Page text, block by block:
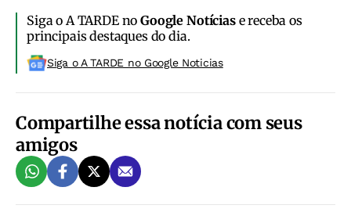
Siga o A TARDE noGoogle Notíciase receba os
principais destaques do dia.
Siga o A TARDE no Google Noticias
Compartilhe essa notícia com seus
amigos